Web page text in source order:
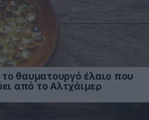
το θαυματουργό έλαιο που
από το Αλτχάιμερ